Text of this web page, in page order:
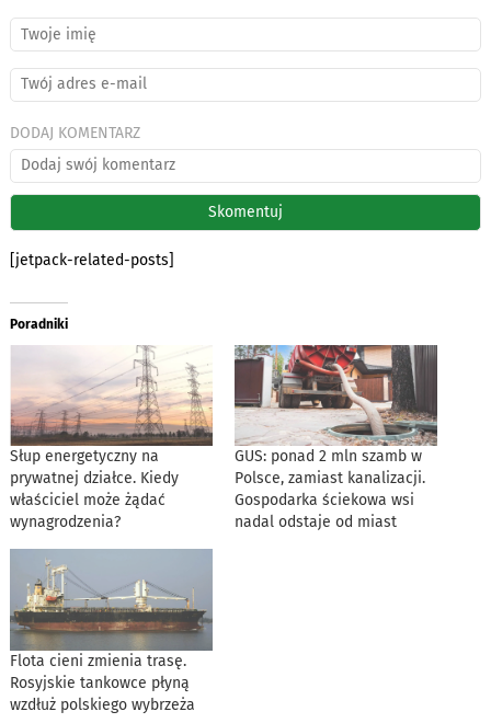
DODAJ KOMENTARZ
[jetpack-related-posts]
Poradniki
Słup energetyczny na
prywatnej działce. Kiedy
właściciel może żądać
wynagrodzenia?
GUS: ponad 2 mln szamb w
Polsce, zamiast kanalizacji.
Gospodarka ściekowa wsi
nadal odstaje od miast
Flota cieni zmienia trasę.
Rosyjskie tankowce płyną
wzdłuż polskiego wybrzeża